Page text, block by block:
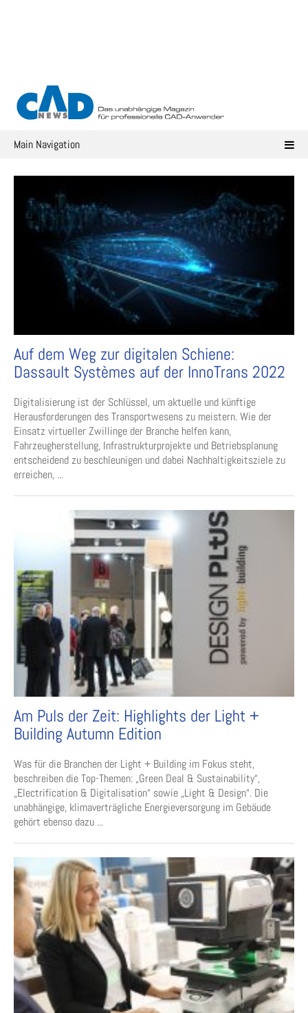
Main Navigation
Auf dem Weg zur digitalen Schiene:
Dassault Systèmes auf der InnoTrans 2022
Digitalisierung ist der Schlüssel, um aktuelle und künftige
Herausforderungen des Transportwesens zu meistern. Wie der
Einsatz virtueller Zwillinge der Branche helfen kann,
Fahrzeugherstellung, Infrastrukturprojekte und Betriebsplanung
entscheidend zu beschleunigen und dabei Nachhaltigkeitsziele zu
erreichen, ...
Am Puls der Zeit: Highlights der Light +
Building Autumn Edition
Was für die Branchen der Light + Building im Fokus steht,
beschreiben die Top-Themen: „Green Deal & Sustainability“,
„Electrification & Digitalisation“ sowie „Light & Design“. Die
unabhängige, klimaverträgliche Energieversorgung im Gebäude
gehört ebenso dazu ...